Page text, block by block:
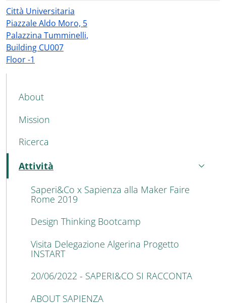
Città Universitaria
Piazzale Aldo Moro, 5
Palazzina Tumminelli,
Building CU007
Floor -1
MAIN NAVIGATION
About
Mission
Ricerca
Attività
Active
Saperi&Co x Sapienza alla Maker Faire
Rome 2019
Design Thinking Bootcamp
Visita Delegazione Algerina Progetto
INSTART
20/06/2022 - SAPERI&CO SI RACCONTA
ABOUT SAPIENZA